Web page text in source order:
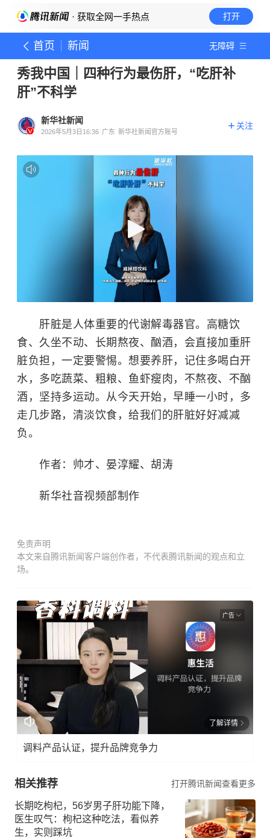
· 获取全网一手热点 打开
首页 新闻 无障碍
秀我中国｜四种行为最伤肝，“吃肝补
肝”不科学
新华社新闻
2026年5月3日16:36 广东 新华社新闻官方账号
关注
肝脏是人体重要的代谢解毒器官。高糖饮
食、久坐不动、长期熬夜、酗酒，会直接加重肝
脏负担，一定要警惕。想要养肝，记住多喝白开
水，多吃蔬菜、粗粮、鱼虾瘦肉，不熬夜、不酗
酒，坚持多运动。从今天开始，早睡一小时，多
走几步路，清淡饮食，给我们的肝脏好好减减
负。
作者：帅才、晏淳耀、胡涛
新华社音视频部制作
免责声明
本文来自腾讯新闻客户端创作者，不代表腾讯新闻的观点和立
场。
广告
了解详情
调料产品认证，提升品牌竞争力
相关推荐 打开腾讯新闻查看更多
长期吃枸杞，56岁男子肝功能下降，
医生叹气：枸杞这种吃法，看似养
生，实则踩坑